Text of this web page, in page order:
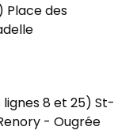
Place des
lignes 8 et 25) St-
- Ougrée